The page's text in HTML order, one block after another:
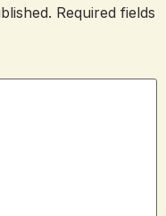
Required fields